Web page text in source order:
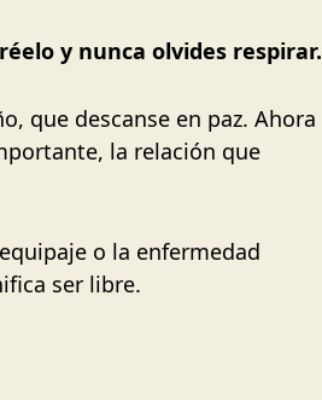
y nunca olvides respirar.
que descanse en paz. Ahora
la relación que
o la enfermedad
ser libre.